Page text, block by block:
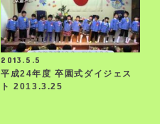
2013.5.5
平成24年度 卒園式ダイジェス
ト 2013.3.25